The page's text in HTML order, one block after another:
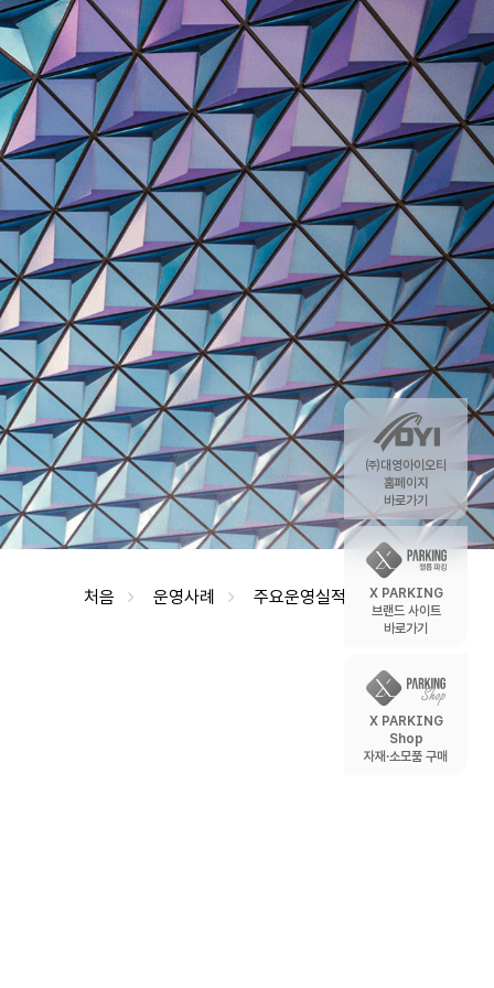
처음 운영사례 주요운영실적
㈜대영아이오티
홈페이지
바로가기
X PARKING
브랜드 사이트
바로가기
X PARKING
Shop
자재·소모품 구매